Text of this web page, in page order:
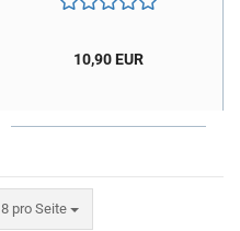
10,90 EUR
8 pro Seite
pro Seite